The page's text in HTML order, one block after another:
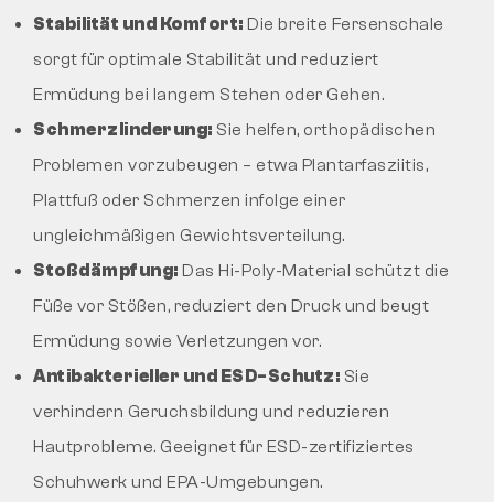
Stabilität und Komfort: Die breite Fersenschale
sorgt für optimale Stabilität und reduziert
Ermüdung bei langem Stehen oder Gehen.
Schmerzlinderung: Sie helfen, orthopädischen
Problemen vorzubeugen – etwa Plantarfasziitis,
Plattfuß oder Schmerzen infolge einer
ungleichmäßigen Gewichtsverteilung.
Stoßdämpfung: Das Hi-Poly-Material schützt die
Füße vor Stößen, reduziert den Druck und beugt
Ermüdung sowie Verletzungen vor.
Antibakterieller und ESD-Schutz: Sie
verhindern Geruchsbildung und reduzieren
Hautprobleme. Geeignet für ESD-zertifiziertes
Schuhwerk und EPA-Umgebungen.